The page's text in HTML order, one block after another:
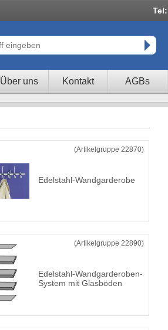
Über uns Kontakt AGBs
(Artikelgruppe 22870)
Edelstahl-Wandgarderobe
(Artikelgruppe 22890)
Edelstahl-Wandgarderoben-
System mit Glasböden